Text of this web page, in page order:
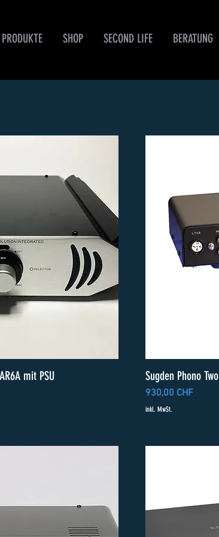
PRODUKTE SHOP SECOND LIFE BERATUNG
mit PSU Sugden Phono Two
Preis
930,00 CHF
inkl. MwSt.